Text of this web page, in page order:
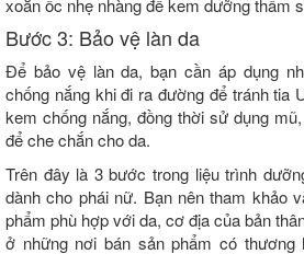
xoắn ốc nhẹ nhàng để kem dưỡng thấm
Bước 3: Bảo vệ làn da
Để bảo vệ làn da, bạn cần áp dụng
chống nắng khi đi ra đường để tránh tia
kem chống nắng, đồng thời sử dụng
để che chắn cho da.
Trên đây là 3 bước trong liệu trình
dành cho phái nữ. Bạn nên tham khảo
phẩm phù hợp với da, cơ địa của bản
ở những nơi bán sản phẩm có thương